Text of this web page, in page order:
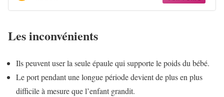
Les inconvénients
Ils peuvent user la seule épaule qui supporte le poids du bébé.
Le port pendant une longue période devient de plus en plus
difficile à mesure que l’enfant grandit.